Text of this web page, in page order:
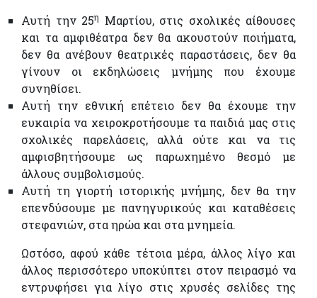
Αυτή την 25η
Μαρτίου, στις σχολικές αίθουσες
και τα αμφιθέατρα δεν θα ακουστούν ποιήματα,
δεν θα ανέβουν θεατρικές παραστάσεις, δεν θα
γίνουν οι εκδηλώσεις μνήμης που έχουμε
συνηθίσει.
Αυτή την εθνική επέτειο δεν θα έχουμε την
ευκαιρία να χειροκροτήσουμε τα παιδιά μας στις
σχολικές παρελάσεις, αλλά ούτε και να τις
αμφισβητήσουμε ως παρωχημένο θεσμό με
άλλους συμβολισμούς.
Αυτή τη γιορτή ιστορικής μνήμης, δεν θα την
επενδύσουμε με πανηγυρικούς και καταθέσεις
στεφανιών, στα ηρώα και στα μνημεία.
Ωστόσο, αφού κάθε τέτοια μέρα, άλλος λίγο και
άλλος περισσότερο υποκύπτει στον πειρασμό να
εντρυφήσει για λίγο στις χρυσές σελίδες της